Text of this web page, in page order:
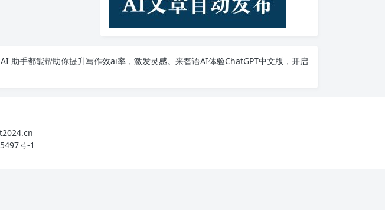
助手都能帮助你提升写作效ai率，激发灵感。来智语AI体验ChatGPT中文版 ，开启
号-1